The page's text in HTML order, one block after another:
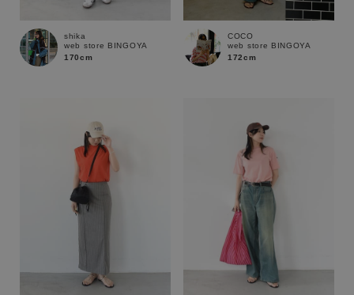
shika
web store BINGOYA
170cm
COCO
web store BINGOYA
172cm